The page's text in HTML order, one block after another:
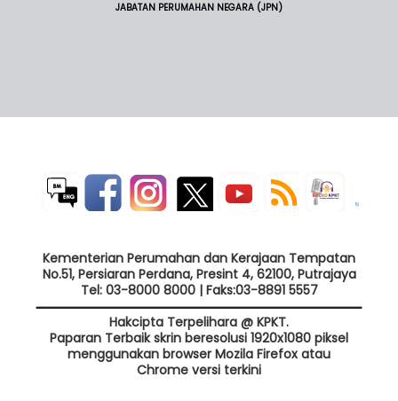
JABATAN PERUMAHAN NEGARA (JPN)
Kementerian Perumahan dan Kerajaan Tempatan
No.51, Persiaran Perdana, Presint 4, 62100, Putrajaya
Tel: 03-8000 8000 | Faks:03-8891 5557
Hakcipta Terpelihara @ KPKT.
Paparan Terbaik skrin beresolusi 1920x1080 piksel
menggunakan browser Mozila Firefox atau
Chrome versi terkini